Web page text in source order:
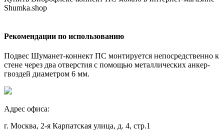
Shumka.shop
Рекомендации по использованию
Подвес Шуманет-коннект ПC монтируется непосредственно к
стене через два отверстия с помощью металлических анкер-
гвоздей диаметром 6 мм.
Адрес офиса:
г. Москва, 2-я Карпатская улица, д. 4, стр.1